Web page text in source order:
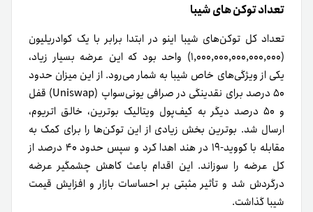
تعداد توکن های شیبا
تعداد کل توکن‌های شیبا اینو در ابتدا برابر با یک کوادریلیون
(۱,۰۰۰,۰۰۰,۰۰۰,۰۰۰,۰۰۰) واحد بود که این عرضه بسیار زیاد،
یکی از ویژگی‌های خاص شیبا به‌ شمار می‌رود. از این میزان حدود
۵۰ درصد برای نقدینگی در صرافی یونی‌سواپ (Uniswap) قفل
و ۵۰ درصد دیگر به کیف‌پول ویتالیک بوترین، خالق اتریوم،
ارسال شد. بوترین بخش زیادی از این توکن‌ها را برای کمک به
مقابله با کووید-۱۹ در هند اهدا کرد و سپس حدود ۴۰ درصد از
کل عرضه را سوزاند. این اقدام باعث کاهش چشمگیر عرضه
درگردش شد و تأثیر مثبتی بر احساسات بازار و افزایش قیمت
شیبا گذاشت.